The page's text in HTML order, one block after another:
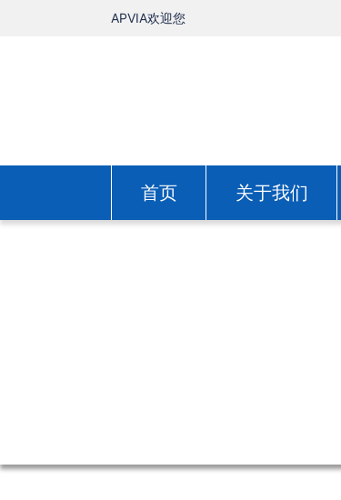
APVIA欢迎您
首页 关于我们